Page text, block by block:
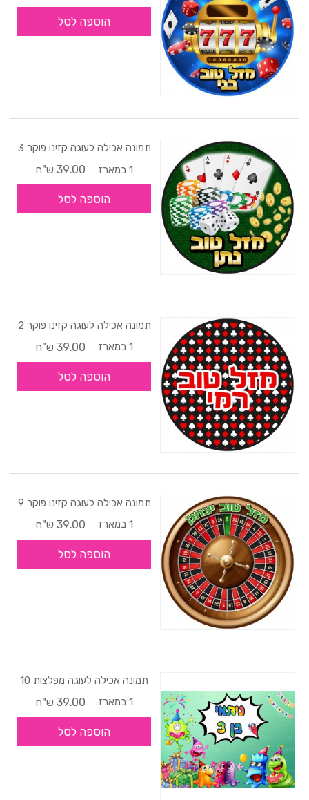
הוספה לסל
תמונה אכילה לעוגה קזינו פוקר 3
1 במארז
39.00 ש"ח
הוספה לסל
תמונה אכילה לעוגה קזינו פוקר 2
1 במארז
39.00 ש"ח
הוספה לסל
תמונה אכילה לעוגה קזינו פוקר 9
1 במארז
39.00 ש"ח
הוספה לסל
תמונה אכילה לעוגה מפלצות 10
1 במארז
39.00 ש"ח
הוספה לסל